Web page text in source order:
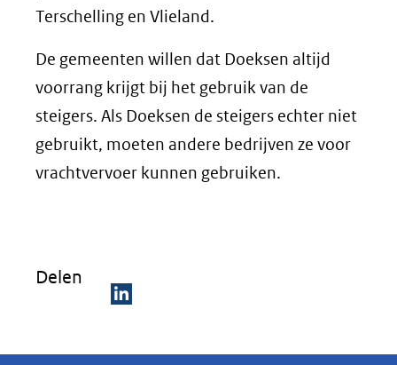
Terschelling en Vlieland.
De gemeenten willen dat Doeksen altijd
voorrang krijgt bij het gebruik van de
steigers. Als Doeksen de steigers echter niet
gebruikt, moeten andere bedrijven ze voor
vrachtvervoer kunnen gebruiken.
Delen
e